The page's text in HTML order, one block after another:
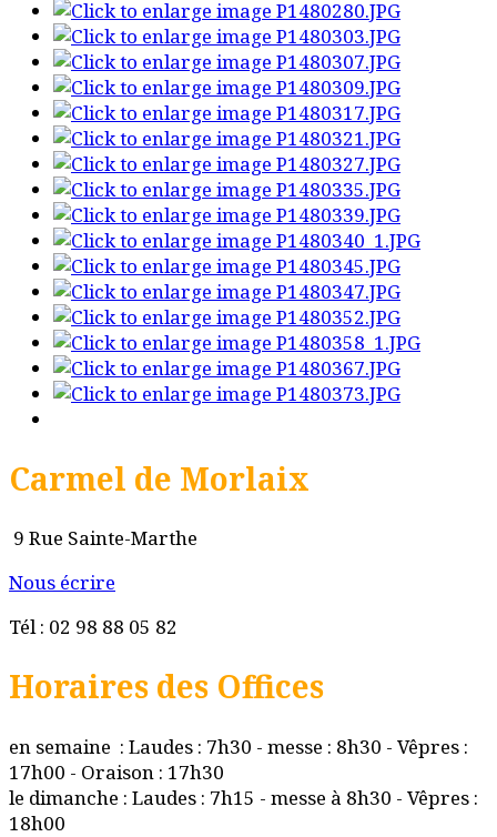
Carmel de Morlaix
9 Rue Sainte-Marthe
Nous écrire
Tél : 02 98 88 05 82
Horaires des Offices
en semaine : Laudes : 7h30 - messe : 8h30 - Vêpres :
17h00 - Oraison : 17h30
le dimanche : Laudes : 7h15 - messe à 8h30 - Vêpres :
18h00